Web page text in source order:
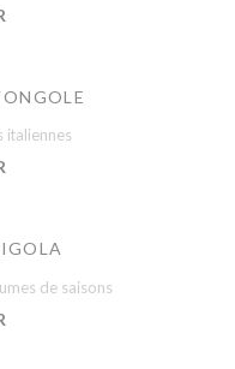
italiennes
de saisons